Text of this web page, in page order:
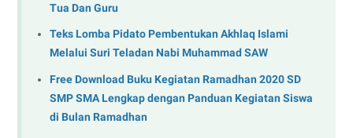
Tua Dan Guru
Teks Lomba Pidato Pembentukan Akhlaq Islami
Melalui Suri Teladan Nabi Muhammad SAW
Free Download Buku Kegiatan Ramadhan 2020 SD
SMP SMA Lengkap dengan Panduan Kegiatan Siswa
di Bulan Ramadhan